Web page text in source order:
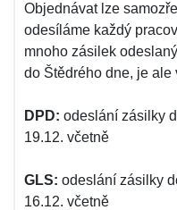
Objednávat lze
odesíláme každý
mnoho zásilek
do Štědrého dne, je ale
DPD: odeslání zásilky
19.12. včetně
GLS: odeslání zásilky
16.12. včetně